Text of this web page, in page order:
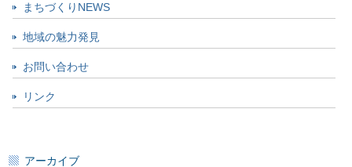
まちづくりNEWS
地域の魅力発見
お問い合わせ
リンク
アーカイブ